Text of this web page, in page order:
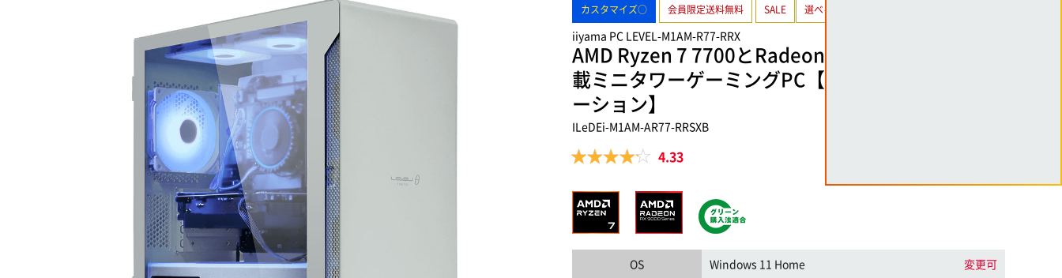
カスタマイズ○ 会員限定送料無料 SALE 選べるカラバリ
iiyama PC LEVEL-M1AM-R77-RRX
AMD Ryzen 7 7700とRadeon RX 9060 XT 16GB搭
載ミニタワーゲーミングPC【選べるカラーバリエ
ーション】
ILeDEi-M1AM-AR77-RRSXB
4.33
OS Windows 11 Home 変更可